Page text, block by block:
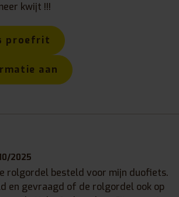
kwijt !!!
proefrit
aan
2025
rolgordel besteld voor mijn duofiets.
en gevraagd of de rolgordel ook op